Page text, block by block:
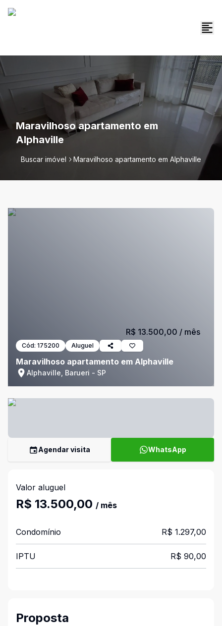
Maravilhoso apartamento em
Alphaville
Buscar imóvel Maravilhoso apartamento em Alphaville
Cód: 175200 Aluguel
Maravilhoso apartamento em Alphaville
Alphaville, Barueri - SP
R$ 13.500,00 / mês
Agendar visita WhatsApp
Valor aluguel
R$ 13.500,00 / mês
Condomínio R$ 1.297,00
IPTU R$ 90,00
Proposta